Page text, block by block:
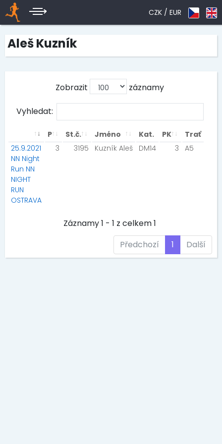
CZK / EUR
Aleš Kuzník
Zobrazit záznamy
Vyhledat:
P St.č. Jméno Kat. PK
Trať
25.9.2021
NN Night
Run NN
NIGHT
RUN
OSTRAVA
3 3195 Kuzník Aleš DM14 3 A5
Záznamy 1 - 1 z celkem 1
Předchozí
1 Další